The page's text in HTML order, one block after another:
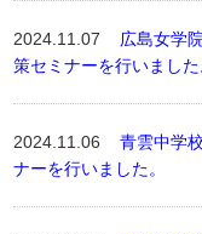
2024.11.07 広島女学
策セミナーを行いました
2024.11.06青雲中学
ナーを行いました。